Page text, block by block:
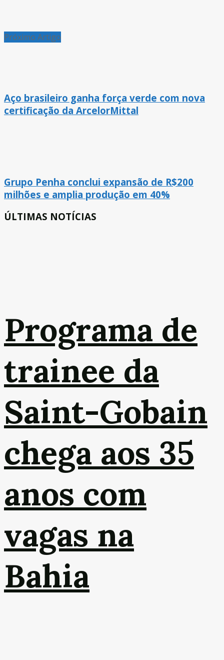
Próximo Artigo
Aço brasileiro ganha força verde com nova
certificação da ArcelorMittal
Grupo Penha conclui expansão de R$200
milhões e amplia produção em 40%
ÚLTIMAS NOTÍCIAS
Programa de
trainee da
Saint-Gobain
chega aos 35
anos com
vagas na
Bahia